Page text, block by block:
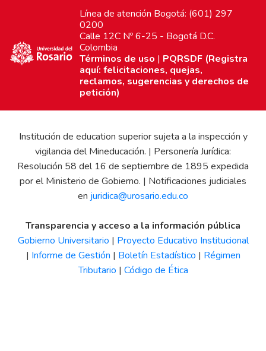
Línea de atención Bogotá: (601) 297
0200
Calle 12C Nº 6-25 - Bogotá D.C.
Colombia
Términos de uso | PQRSDF (Registra
aquí: felicitaciones, quejas,
reclamos, sugerencias y derechos de
petición)
Institución de education superior sujeta a la inspección y
vigilancia del Mineducación. | Personería Jurídica:
Resolución 58 del 16 de septiembre de 1895 expedida
por el Ministerio de Gobierno. | Notificaciones judiciales
en juridica@urosario.edu.co
Transparencia y acceso a la información pública
Gobierno Universitario | Proyecto Educativo Institucional
| Informe de Gestión | Boletín Estadístico | Régimen
Tributario | Código de Ética